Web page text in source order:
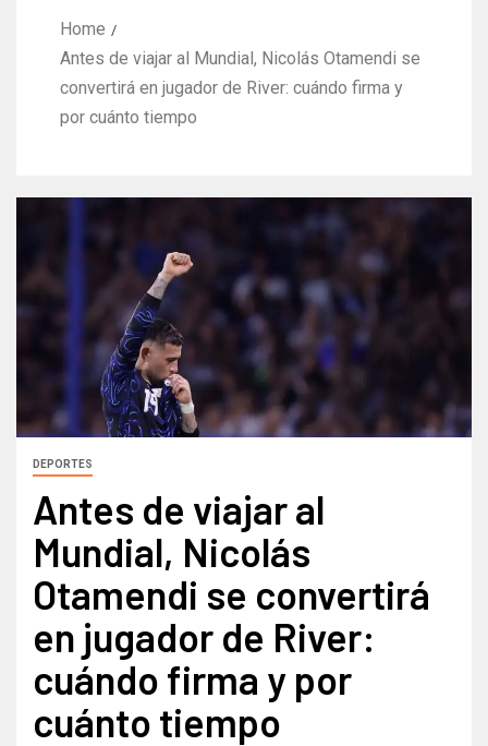
Home
Antes de viajar al Mundial, Nicolás Otamendi se
convertirá en jugador de River: cuándo firma y
por cuánto tiempo
DEPORTES
Antes de viajar al
Mundial, Nicolás
Otamendi se convertirá
en jugador de River:
cuándo firma y por
cuánto tiempo